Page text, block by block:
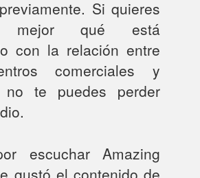
Si quieres
mejor qué está
con la relación entre
comerciales y
no te puedes perder
escuchar Amazing